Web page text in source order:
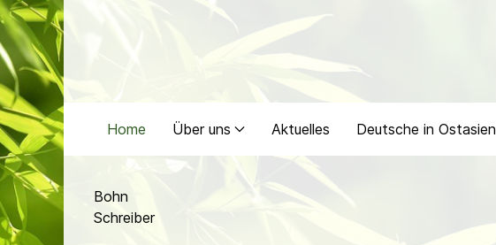
Home Über uns Aktuelles Deutsche in Ostasien
Bohn
Schreiber